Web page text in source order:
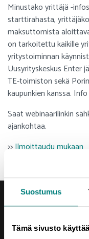
Suostumus
Tämä sivusto
Minustako yrittäjä -
starttirahasta,
maksuttomista
on tarkoitettu kaikille
yritystoiminnan
Uusyrityskeskus Enter
TE-toimiston sekä
kaupunkien kanssa.
Saat webinaarilinkin
ajankohtaa.
>>Ilmoittaudu mukaan